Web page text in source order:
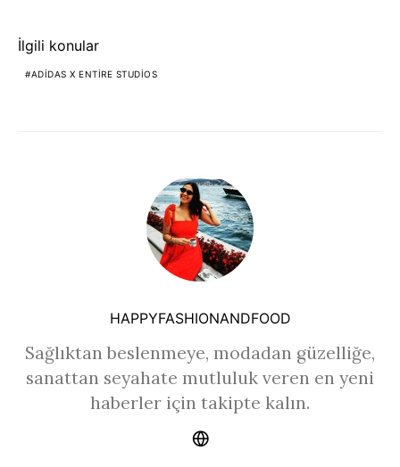
İlgili konular
ADIDAS X ENTIRE STUDIOS
HAPPYFASHIONANDFOOD
Sağlıktan beslenmeye, modadan güzelliğe,
sanattan seyahate mutluluk veren en yeni
haberler için takipte kalın.